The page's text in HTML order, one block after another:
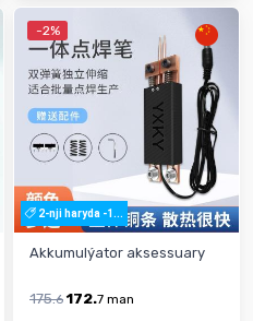
-2%
2-nji haryda -1...
Akkumulýator aksessuary
175.6 172.7 man